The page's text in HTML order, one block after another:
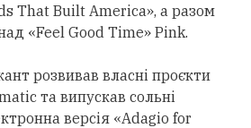
That Built America», а разом
«Feel Good Time» Pink.
розвивав власні проєкти
та випускав сольні
версія «Adagio for